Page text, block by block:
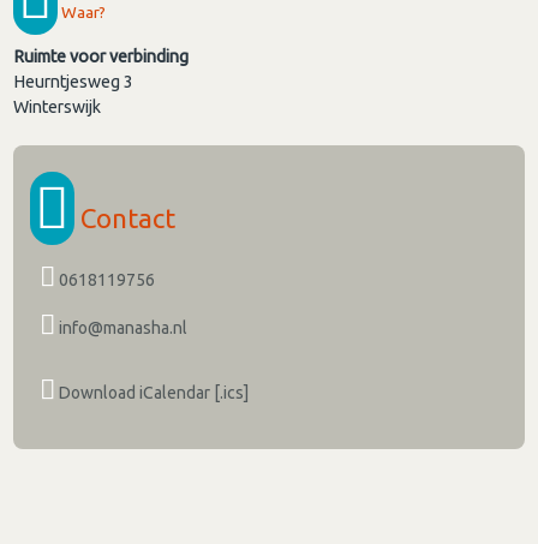
Waar?
Ruimte voor verbinding
Heurntjesweg 3
Winterswijk
Contact
0618119756
info@manasha.nl
Download iCalendar [.ics]